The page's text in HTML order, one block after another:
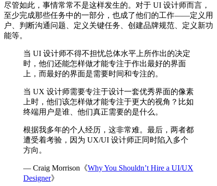
尽管如此，事情常常不是这样发生的。对于 UI 设计师而言，
至少完成那些任务中的一部分，也成了他们的工作——定义用
户、判断沟通问题、定义关键任务、创建品牌规范、定义新功
能等。
当 UI 设计师不得不担忧总体水平上所作出的决定
时，他们还能怎样做才能专注于作出最好的界面
上，而最好的界面是需要时间和专注的。
当 UX 设计师需要专注于设计一套优秀界面的像素
上时，他们该怎样做才能专注于更大的视角？比如
终端用户是谁、他们真正需要的是什么。
根据我多年的个人经历，这非常难。最后，两者都
遭受着考验，因为 UX/UI 设计师正同时陷入多个
方向。
— Craig Morrison《Why You Shouldn’t Hire a UI/UX
Designer》